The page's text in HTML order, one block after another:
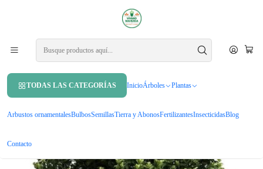
TODAS LAS CATEGORÍAS InicioÁrboles Plantas
Arbustos ornamentalesBulbosSemillasTierra y AbonosFertilizantesInsecticidasBlog
Contacto
APROVECHA UN 10% DE DCTO. EN TU PRIMERA COMPRA USANDO
Inicio
Arbustos ornamentales
Pittosporum Tobira Pitosporo S Arbusto Ornamental